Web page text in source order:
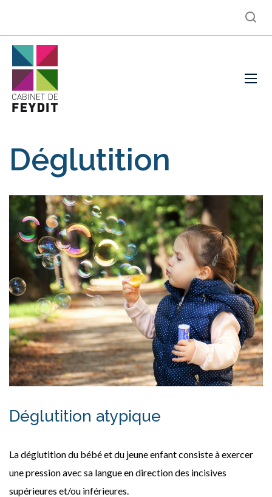
Déglutition
Déglutition atypique
La déglutition du bébé et du jeune enfant consiste à exercer
une pression avec sa langue en direction des incisives
supérieures et/ou inférieures.